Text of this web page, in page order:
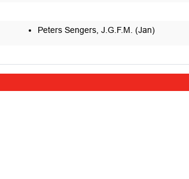
Peters Sengers, J.G.F.M. (Jan)